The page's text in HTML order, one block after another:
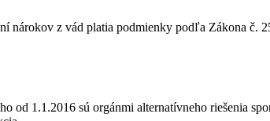
nárokov z vád platia podmienky podľa Zákona č.
od 1.1.2016 sú orgánmi alternatívneho riešenia